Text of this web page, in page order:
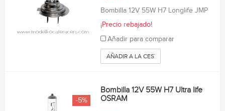
Bombilla 12V 55W H7 Longlife JMP
¡Precio rebajado!
Añadir para comparar
AÑADIR A LA CESTA
-5%
Bombilla 12V 55W H7 Ultra life
OSRAM